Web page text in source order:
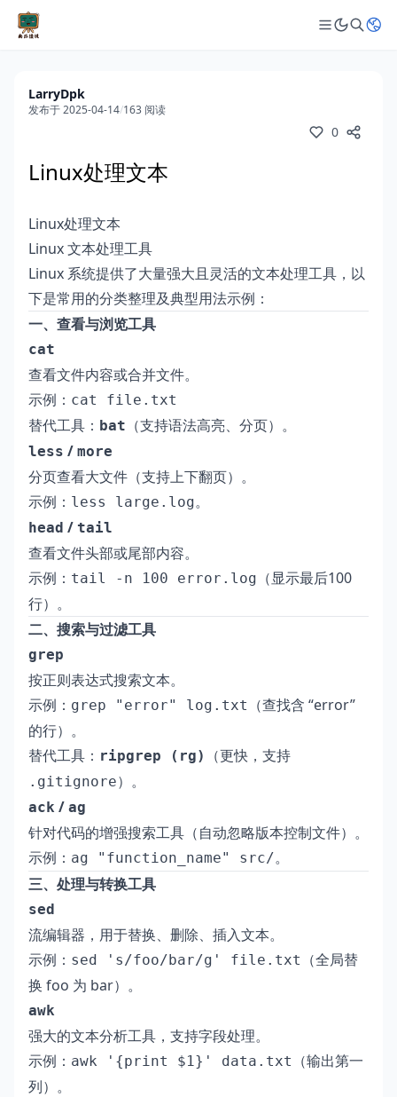
LarryDpk
发布于 2025-04-14/163 阅读
0
Linux处理文本
Linux处理文本
Linux 文本处理工具
Linux 系统提供了大量强大且灵活的文本处理工具，以
下是常用的分类整理及典型用法示例：
一、查看与浏览工具
cat
查看文件内容或合并文件。
示例： cat file.txt
替代工具： bat （支持语法高亮、分页）。
less / more
分页查看大文件（支持上下翻页）。
示例： less large.log。
head / tail
查看文件头部或尾部内容。
示例： tail -n 100 error.log （显示最后100
行）。
二、搜索与过滤工具
grep
按正则表达式搜索文本。
示例： grep "error" log.txt
（查找含 “error”
的行）。
替代工具： ripgrep (rg) （更快，支持
.gitignore）。
ack / ag
针对代码的增强搜索工具（自动忽略版本控制文件）。
示例： ag "function_name" src/。
三、处理与转换工具
sed
流编辑器，用于替换、删除、插入文本。
示例： sed 's/foo/bar/g' file.txt
（全局替
换 foo 为 bar）。
awk
强大的文本分析工具，支持字段处理。
示例： awk '{print $1}' data.txt
（输出第一
列）。